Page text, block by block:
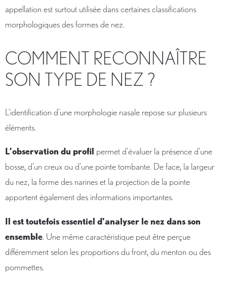
appellation est surtout utilisée dans certaines classifications
morphologiques des formes de nez.
COMMENT RECONNAÎTRE
SON TYPE DE NEZ ?
L’identification d’une morphologie nasale repose sur plusieurs
éléments.
L’observation du profil permet d’évaluer la présence d’une
bosse, d’un creux ou d’une pointe tombante. De face, la largeur
du nez, la forme des narines et la projection de la pointe
apportent également des informations importantes.
Il est toutefois essentiel d’analyser le nez dans son
ensemble. Une même caractéristique peut être perçue
différemment selon les proportions du front, du menton ou des
pommettes.